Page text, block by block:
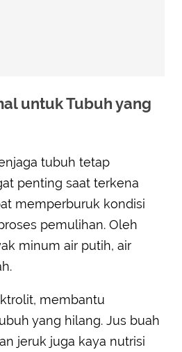
untuk Tubuh yang
tubuh tetap
penting saat terkena
memperburuk kondisi
pemulihan. Oleh
minum air putih, air
membantu
yang hilang. Jus buah
jeruk juga kaya nutrisi